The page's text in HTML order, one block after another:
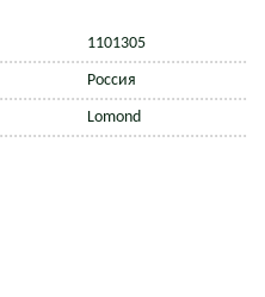
1101305
Россия
Lomond